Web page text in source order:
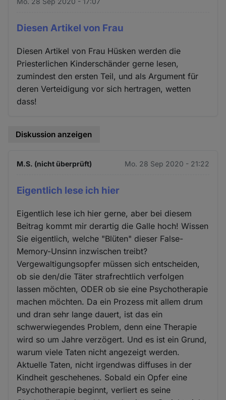
Diesen Artikel von Frau
Diesen Artikel von Frau Hüsken werden die
Priesterlichen Kinderschänder gerne lesen,
zumindest den ersten Teil, und als Argument für
deren Verteidigung vor sich hertragen, wetten
dass!
Diskussion anzeigen
M.S. (nicht überprüft) Mo. 28 Sep 2020 - 21:22
Eigentlich lese ich hier
Eigentlich lese ich hier gerne, aber bei diesem
Beitrag kommt mir derartig die Galle hoch! Wissen
Sie eigentlich, welche "Blüten" dieser False-
Memory-Unsinn inzwischen treibt?
Vergewaltigungsopfer müssen sich entscheiden,
ob sie den/die Täter strafrechtlich verfolgen
lassen möchten, ODER ob sie eine Psychotherapie
machen möchten. Da ein Prozess mit allem drum
und dran sehr lange dauert, ist das ein
schwerwiegendes Problem, denn eine Therapie
wird so um Jahre verzögert. Und es ist ein Grund,
warum viele Taten nicht angezeigt werden.
Aktuelle Taten, nicht irgendwas diffuses in der
Kindheit geschehenes. Sobald ein Opfer eine
Psychotherapie beginnt, verliert es seine